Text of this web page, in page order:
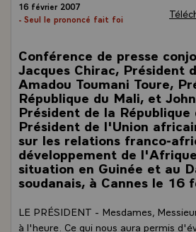
16 février 2007
- Seul le prononcé fait foi
Conférence de presse
Jacques Chirac, Président
Amadou Toumani Toure,
République du Mali, et
Président de la République
Président de l'Union
sur les relations franco-
développement de
situation en Guinée et au
soudanais, à Cannes le 16
LE PRÉSIDENT - Mesdames,
à l'heure. Ce qui nous aura permis